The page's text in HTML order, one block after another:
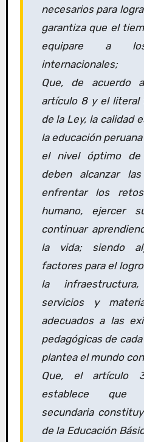
necesarios para
garantiza que el
equipare a
internacionales;
Que, de acuerdo
artículo 8 y el literal
de la Ley, la calidad
la educación
el nivel óptimo de
deben alcanzar
enfrentar los
humano, ejercer
continuar
la vida; siendo
factores para el
la infraestructura,
servicios y
adecuados a las
pedagógicas de
plantea el mundo
Que, el artículo
establece que
secundaria
de la Educación